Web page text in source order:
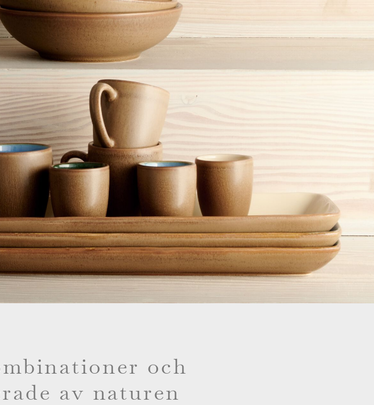
och
av naturen